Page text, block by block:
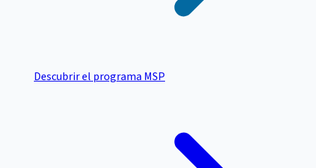
Descubrir el programa MSP